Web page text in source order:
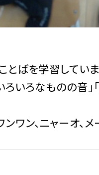
ばを学習していま
ろいろなものの音
ンワン、ニャーオ